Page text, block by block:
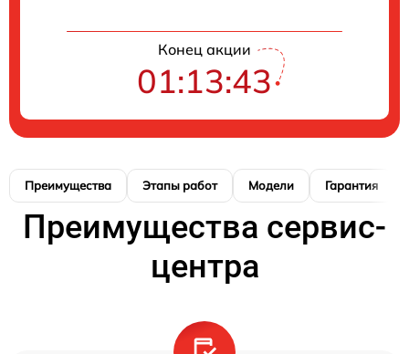
Конец акции
01:13:42
Преимущества Этапы работ Модели Гарантия
Преимущества сервис-
центра